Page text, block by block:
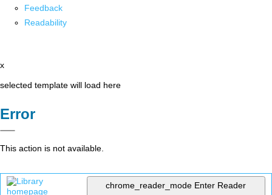
Feedback
Readability
x
selected template will load here
Error
This action is not available.
chrome_reader_mode Enter Reader